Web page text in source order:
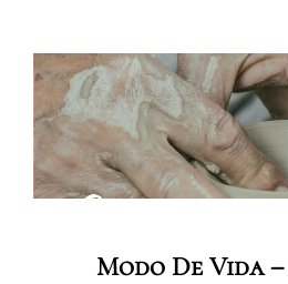
Modo De Vida –